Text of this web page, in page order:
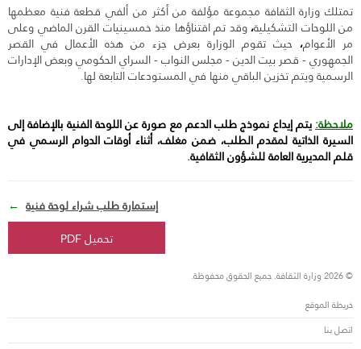
تمتلك وزارة الثقافة مجموعة مؤلفة من أكثر من ألفي قطعة فنية معظمها
من اللوحات التشكيلية،وقد تم اقتناؤها منذ خمسينيات القرن الماضي وعلى
مر الأعوام، حيث تقوم الوزارة بعرض جزء من هذه الأعمال في القصر
الجمهوري - قصر بيت الدين - مجلس النواب - السراي الحكومي وبعض الإدارات
الرسمية ويتم تخزين الباقي منها في المستودعات التابعة لها.
ملاحظة:يتم إيداع نموذج طلب الدعم مع صورة عن اللوحة الفنية بالإضافة إلى
السيرة الذاتية لمقدم الطلب، ضمن مغلف، أثناء أوقات الدوام الرسمي في
قلم المديرية العامة للشؤون الثقافية.
إستمارة طلب شراء لوحة فنية ←
تحميل PDF
© 2026 وزارة الثقافة. جميع الحقوق محفوظة.
خريطة الموقع
اتصل بنا